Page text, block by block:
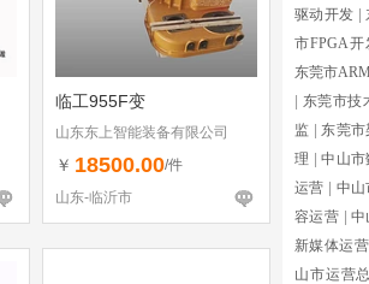
临工955F变
山东东上智能装备有限公司
￥ 18500.00/件
山东-临沂市
驱动开发
市FPGA开
东莞市
东莞市技
监
东莞
理
中山市
运营
中
容运营
中
新媒体运营
山市运营